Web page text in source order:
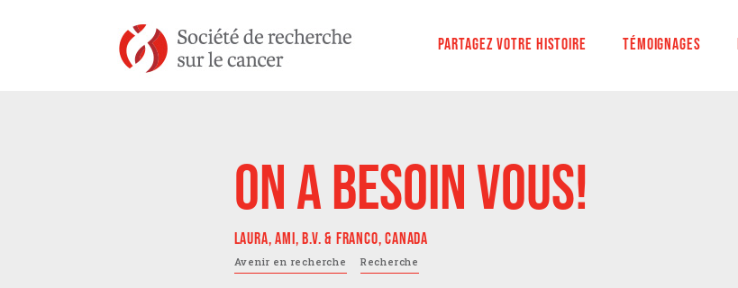
PARTAGEZ VOTRE HISTOIRE TÉMOIGNAGES
ON A BESOIN VOUS!
LAURA, AMI, B.V. & FRANCO, CANADA
Avenir en recherche Recherche